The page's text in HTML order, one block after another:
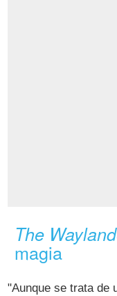
The
magia
"Aunque se trata de